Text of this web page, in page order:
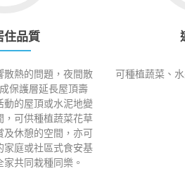
住品質
散熱的問題，夜間散
保護層延長屋頂壽
動的屋頂或水泥地變
，可供種植蔬菜花草
及休憩的空間，亦可
家庭或社區式食安基
共同栽種同樂。
可種植蔬菜、